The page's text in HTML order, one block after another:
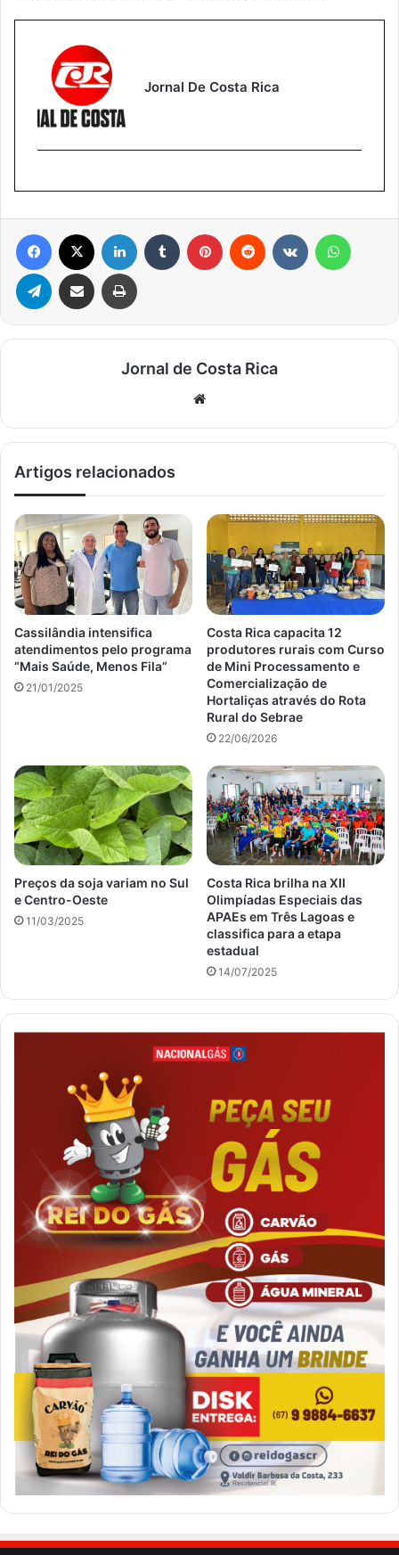
Jornal De Costa Rica
Facebook Linkedin Tumblr Pinterest Reddit
Telegram Compartilhar via e-mail Imprimir
Jornal de Costa Rica
Artigos relacionados
Cassilândia intensifica
atendimentos pelo programa
“Mais Saúde, Menos Fila”
21/01/2025
Costa Rica capacita 12
produtores rurais com Curso
de Mini Processamento e
Comercialização de
Hortaliças através do Rota
Rural do Sebrae
22/06/2026
Preços da soja variam no Sul
e Centro-Oeste
11/03/2025
Costa Rica brilha na XII
Olimpíadas Especiais das
APAEs em Três Lagoas e
classifica para a etapa
estadual
14/07/2025